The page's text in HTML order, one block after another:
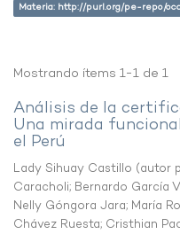
Materia: http://purl.org/pe-repo/
Mostrando ítems 1-1 de 1
Análisis de la
Una mirada
el Perú
Lady Sihuay Castillo (autor
Caracholi; Bernardo García
Nelly Góngora Jara; María
Chávez Ruesta; Cristhian